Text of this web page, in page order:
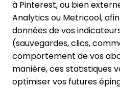
à Pinterest, ou bien
Analytics ou Metricool,
données de vos
(sauvegardes, clics,
comportement de vos
manière, ces statistiques
optimiser vos futures